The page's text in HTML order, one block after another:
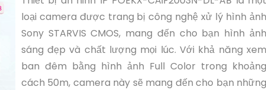
loại camera được trang bị công nghệ xử lý hình ảnh
Sony STARVIS CMOS, mang đến cho bạn hình ảnh
sáng đẹp và chất lượng mọi lúc. Với khả năng xem
ban đêm bằng hình ảnh Full Color trong khoảng
cách 50m, camera này sẽ mang đến cho bạn những